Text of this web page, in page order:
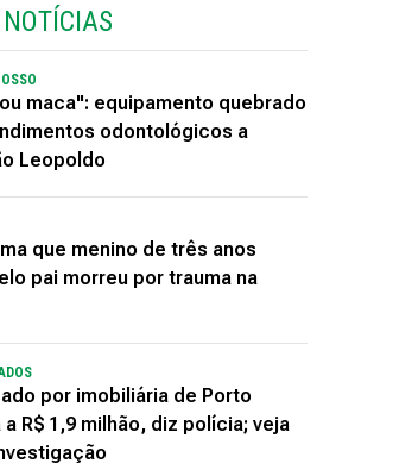
maca": equipamento quebrado
odontológicos a
Leopoldo
que menino de três anos
pai morreu por trauma na
por imobiliária de Porto
R$ 1,9 milhão, diz polícia; veja